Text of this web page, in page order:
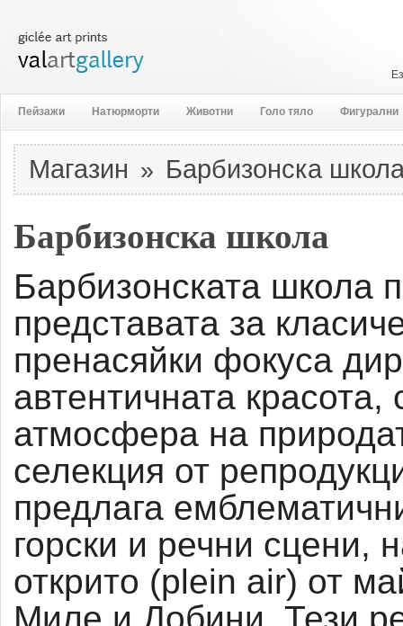
Пейзажи Натюрморти Животни Голо тяло Фигурални
Магазин » Барбизонска
Барбизонска школа
Барбизонската школа
представата за
пренасяйки фокуса
автентичната красота,
атмосфера на
селекция от
предлага
горски и речни сцени,
открито (plein air) от